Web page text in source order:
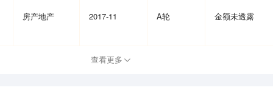
房产地产 2017-11 A轮 金额未透露
查看更多